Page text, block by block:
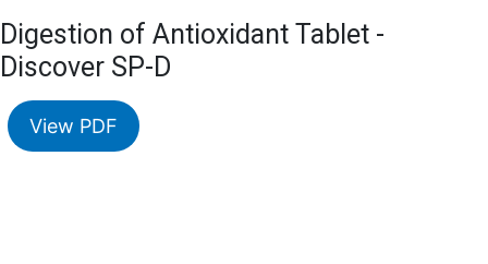
Digestion of Antioxidant Tablet -
Discover SP-D
View PDF